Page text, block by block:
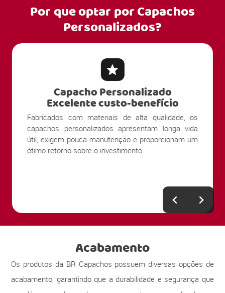
Por que optar porCapachos
Personalizados?
Capacho Personalizado
Excelente custo-benefício
Fabricados com materiais de alta qualidade, os
capachos personalizados apresentam longa vida
útil, exigem pouca manutenção e proporcionam um
ótimo retorno sobre o investimento.
Acabamento
Os produtos da BR Capachos possuem diversas opções de
acabamento, garantindo que a durabilidade e segurança que